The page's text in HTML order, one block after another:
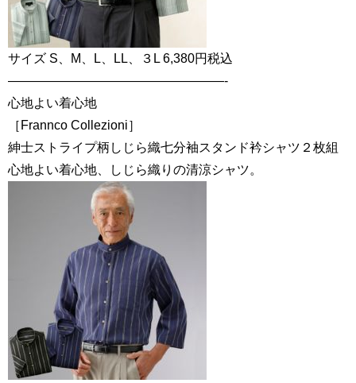
サイズ S、M、L、LL、３L 6,380円税込
—————————————————-
心地よい着心地
［Frannco Collezioni］
紳士ストライプ柄しじら織七分袖スタンド衿シャツ２枚組
心地よい着心地、しじら織りの清涼シャツ。